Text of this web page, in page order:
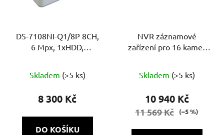
DS-7108NI-Q1/8P 8CH,
6 Mpx, 1xHDD,
Skladem (>5 ks)
8 300 Kč
DO KOŠÍKU
NVR záznamové
zařízení pro 16 kamer
Skladem (>5 ks)
10 940 Kč
11 569 Kč (–5 %)